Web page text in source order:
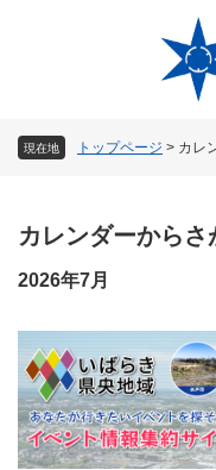
現在地 トップページ > カレ
文
カレンダーからさ
2026年7月